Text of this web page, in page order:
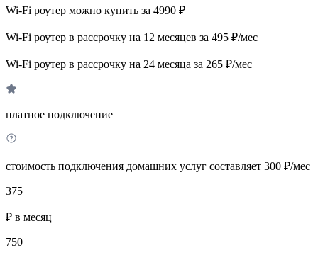
Wi-Fi роутер можно купить за 4990 ₽
Wi-Fi роутер в рассрочку на 12 месяцев за 495 ₽/мес
Wi-Fi роутер в рассрочку на 24 месяца за 265 ₽/мес
платное подключение
стоимость подключения домашних услуг составляет 300 ₽/мес
375
₽ в месяц
750